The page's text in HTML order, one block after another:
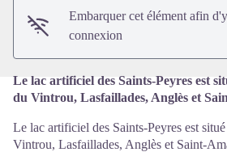
Embarquer cet élément afin
connexion
Le lac artificiel des Saints-Peyres est
du Vintrou, Lasfaillades, Anglès et
Le lac artificiel des Saints-Peyres est
Vintrou, Lasfaillades, Anglès et Saint-